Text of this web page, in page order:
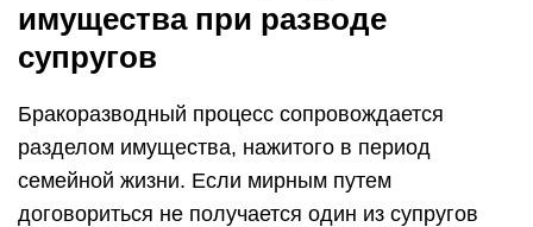
имущества при разводе
супругов
Бракоразводный процесс сопровождается
разделом имущества, нажитого в период
семейной жизни. Если мирным путем
договориться не получается один из супругов